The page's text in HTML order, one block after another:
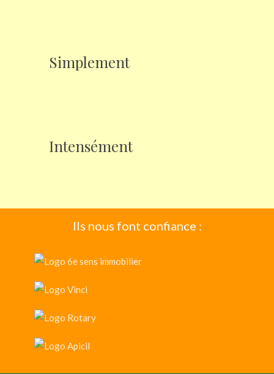
Simplement
Intensément
Ils nous font confiance :